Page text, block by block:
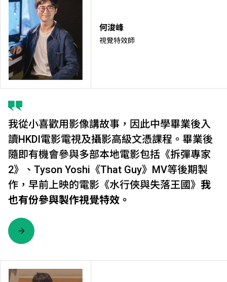
何浚峰
視覺特效師
我從小喜歡用影像講故事，因此中學畢業後入
讀HKDI電影電視及攝影高級文憑課程。畢業後
隨即有機會參與多部本地電影包括《拆彈專家
2》、Tyson Yoshi《That Guy》MV等後期製
作，早前上映的電影《水行俠與失落王國》 我
也有份參與製作視覺特效。